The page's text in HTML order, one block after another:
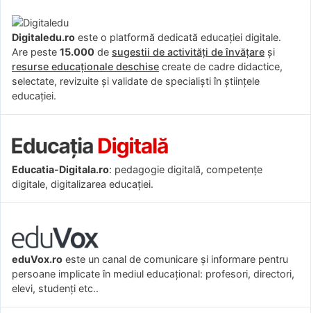
Digitaledu.ro este o platformă dedicată educației digitale.
Are peste 15.000 de sugestii de activități de învățare și
resurse educaționale deschise create de cadre didactice,
selectate, revizuite și validate de specialiști în științele
educației.
Educatia-Digitala.ro: pedagogie digitală, competențe
digitale, digitalizarea educației.
eduVox.ro este un canal de comunicare și informare pentru
persoane implicate în mediul educațional: profesori, directori,
elevi, studenți etc..